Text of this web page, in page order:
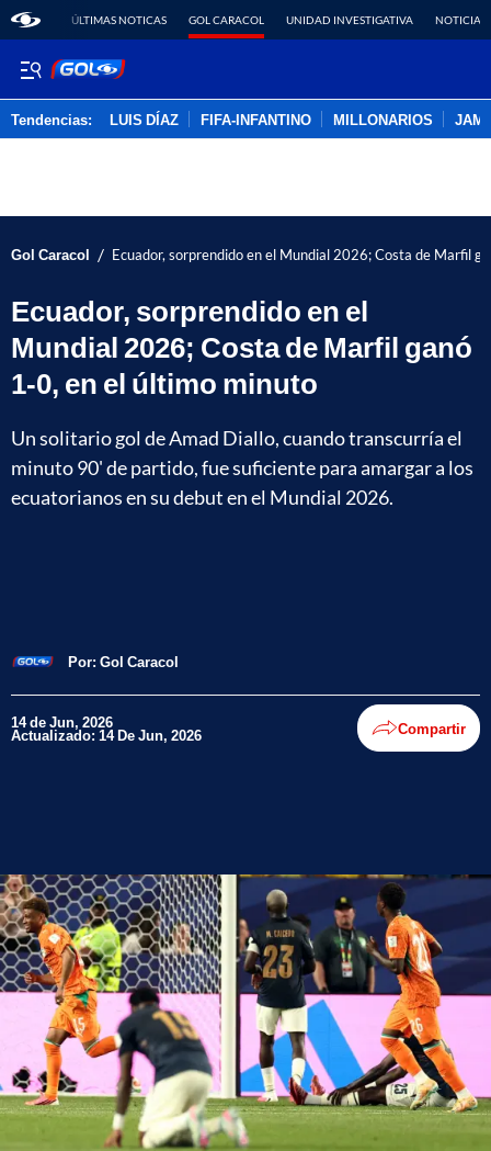
ÚLTIMAS NOTICAS GOL CARACOL UNIDAD INVESTIGATIVA NOTICIAS
Tendencias: LUIS DÍAZ FIFA-INFANTINO MILLONARIOS
Gol Caracol / Ecuador, sorprendido en el Mundial 2026; Costa de Marfil
Ecuador, sorprendido en el
Mundial 2026; Costa de Marfil ganó
1-0, en el último minuto
Un solitario gol de Amad Diallo, cuando transcurría el
minuto 90' de partido, fue suficiente para amargar a los
ecuatorianos en su debut en el Mundial 2026.
Por: Gol Caracol
14 de Jun, 2026
Actualizado: 14 De Jun, 2026 Compartir